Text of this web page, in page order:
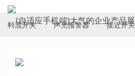
ELECTRICAL SWITCH
料流开关 声光报警器 接近开关